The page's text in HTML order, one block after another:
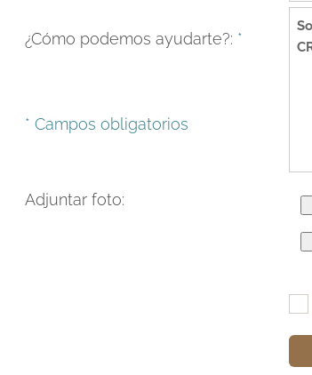
¿Cómo podemos ayudarte?: *
* Campos obligatorios
Adjuntar foto: